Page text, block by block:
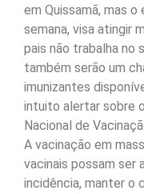
em Quissamã, mas
semana, visa atingir
pais não trabalha no
também serão um
imunizantes
intuito alertar sobre
Nacional de
A vacinação em
vacinais possam ser
incidência, manter o